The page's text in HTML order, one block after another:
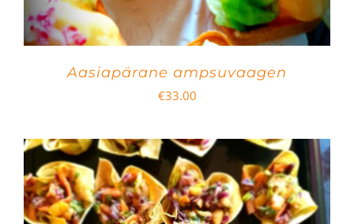
Aasiapärane ampsuvaagen
€33.00